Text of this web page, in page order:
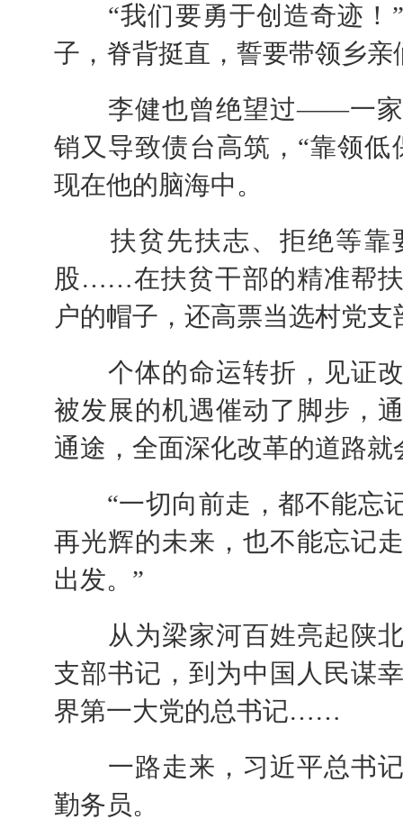
“我们要勇于创造奇迹！”
子，脊背挺直，誓要带领乡
李健也曾绝望过——一家6
销又导致债台高筑，“靠领
现在他的脑海中。
扶贫先扶志、拒绝等靠
股……在扶贫干部的精准帮
户的帽子，还高票当选村党支
个体的命运转折，见证改
被发展的机遇催动了脚步，
通途，全面深化改革的道路就
“一切向前走，都不能忘
再光辉的未来，也不能忘记
出发。”
从为梁家河百姓亮起陕北
支部书记，到为中国人民谋
界第一大党的总书记……
一路走来，习近平总书记
勤务员。